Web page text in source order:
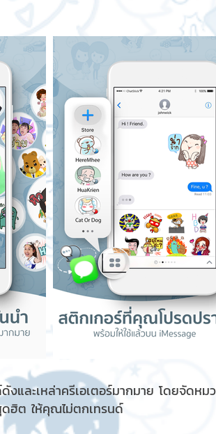
ละเหล่าครีเอเตอร์มากมาย โดยจัดหม
ฮิต ให้คุณไม่ตกเทรนด์